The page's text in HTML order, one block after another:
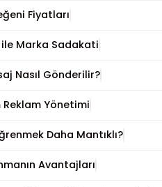
Fiyatları
Marka Sadakati
Nasıl Gönderilir?
Yönetimi
Daha Mantıklı?
Avantajları